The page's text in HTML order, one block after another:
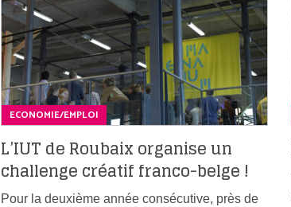
ECONOMIE/EMPLOI
L’IUT de Roubaix organise un
challenge créatif franco-belge !
Pour la deuxième année consécutive, près de